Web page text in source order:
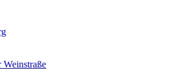
Weinstraße